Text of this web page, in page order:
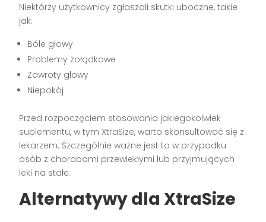
Niektórzy użytkownicy zgłaszali skutki uboczne, takie
jak:
Bóle głowy
Problemy żołądkowe
Zawroty głowy
Niepokój
Przed rozpoczęciem stosowania jakiegokolwiek
suplementu, w tym XtraSize, warto skonsultować się z
lekarzem. Szczególnie ważne jest to w przypadku
osób z chorobami przewlekłymi lub przyjmujących
leki na stałe.
Alternatywy dla XtraSize